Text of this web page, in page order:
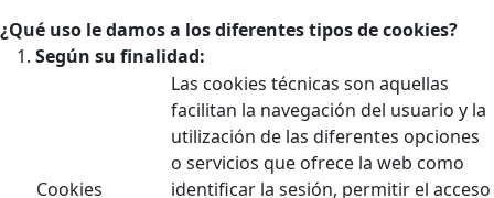
¿Qué uso le damos a los diferentes tipos de cookies?
Según su finalidad:
Cookies
Las cookies técnicas son aquellas
facilitan la navegación del usuario y la
utilización de las diferentes opciones
o servicios que ofrece la web como
identificar la sesión, permitir el acceso